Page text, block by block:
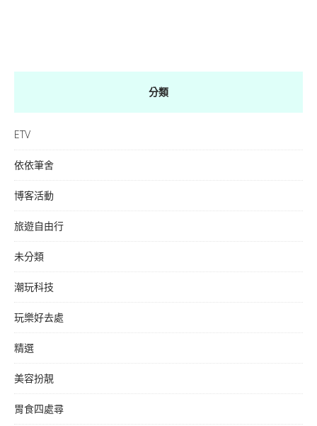
分類
ETV
依依筆舍
博客活動
旅遊自由行
未分類
潮玩科技
玩樂好去處
精選
美容扮靚
胃食四處尋